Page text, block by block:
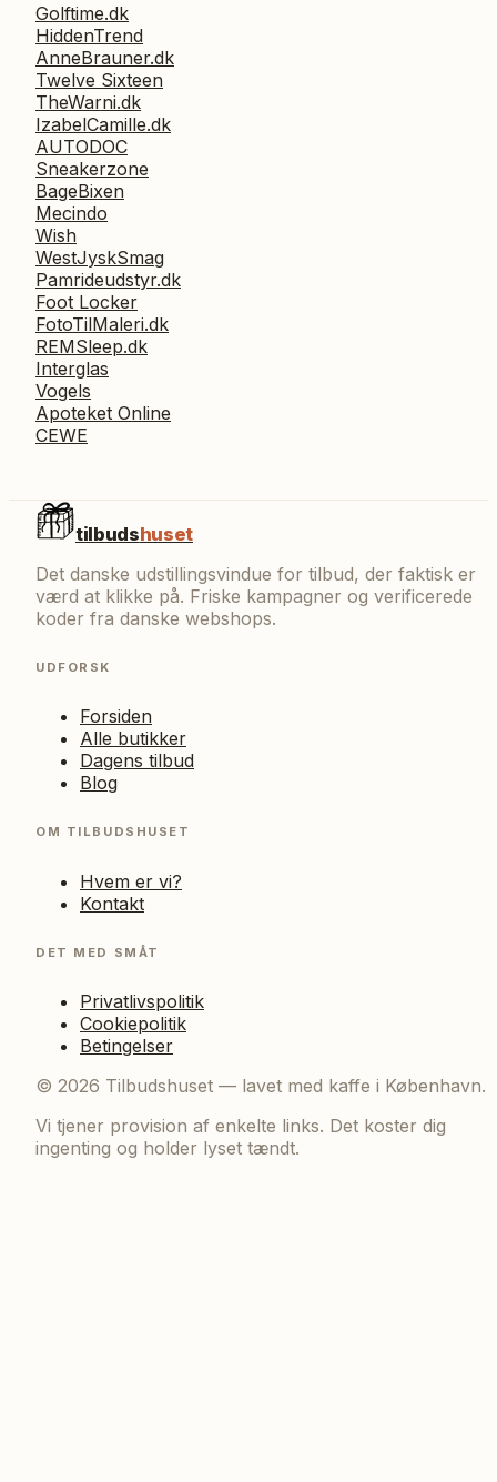
Golftime.dk
HiddenTrend
AnneBrauner.dk
Twelve Sixteen
TheWarni.dk
IzabelCamille.dk
AUTODOC
Sneakerzone
BageBixen
Mecindo
Wish
WestJyskSmag
Pamrideudstyr.dk
Foot Locker
FotoTilMaleri.dk
REMSleep.dk
Interglas
Vogels
Apoteket Online
CEWE
tilbudshuset
Det danske udstillingsvindue for tilbud, der faktisk er
værd at klikke på. Friske kampagner og verificerede
koder fra danske webshops.
UDFORSK
Forsiden
Alle butikker
Dagens tilbud
Blog
OM TILBUDSHUSET
Hvem er vi?
Kontakt
DET MED SMÅT
Privatlivspolitik
Cookiepolitik
Betingelser
© 2026 Tilbudshuset — lavet med kaffe i København.
Vi tjener provision af enkelte links. Det koster dig
ingenting og holder lyset tændt.